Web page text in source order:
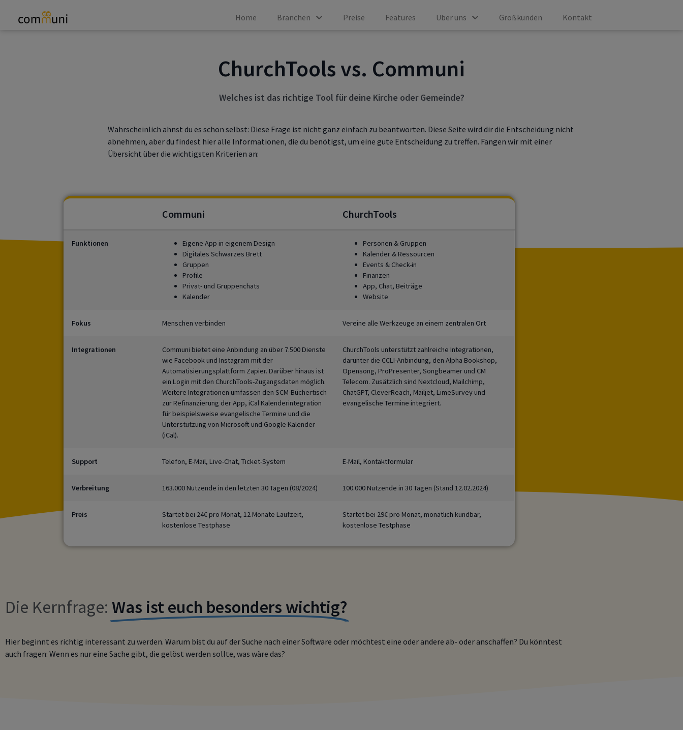
Home Branchen Preise Features Über uns Großkunden Kontakt
ChurchTools vs. Communi
Welches ist das richtige Tool für deine Kirche oder Gemeinde?
Wahrscheinlich ahnst du es schon selbst: Diese Frage ist nicht ganz einfach zu beantworten. Diese Seite wird dir die Entscheidung nicht
abnehmen, aber du findest hier alle Informationen, die du benötigst, um eine gute Entscheidung zu treffen. Fangen wir mit einer
Übersicht über die wichtigsten Kriterien an:
Communi ChurchTools
Funktionen
Eigene App in eigenem Design
Digitales Schwarzes Brett
Gruppen
Profile
Privat- und Gruppenchats
Kalender
Personen & Gruppen
Kalender & Ressourcen
Events & Check-in
Finanzen
App, Chat, Beiträge
Website
Fokus Menschen verbinden Vereine alle Werkzeuge an einem zentralen Ort
Integrationen
Communi bietet eine Anbindung an über 7.500 Dienste
wie Facebook und Instagram mit der
Automatisierungsplattform Zapier. Darüber hinaus ist
ein Login mit den ChurchTools-Zugangsdaten möglich.
Weitere Integrationen umfassen den SCM-Büchertisch
zur Refinanzierung der App, iCal Kalenderintegration
für beispielsweise evangelische Termine und die
Unterstützung von Microsoft und Google Kalender
(iCal).
ChurchTools unterstützt zahlreiche Integrationen,
darunter die CCLI-Anbindung, den Alpha Bookshop,
Opensong, ProPresenter, Songbeamer und CM
Telecom. Zusätzlich sind Nextcloud, Mailchimp,
ChatGPT, CleverReach, Mailjet, LimeSurvey und
evangelische Termine integriert.
Support Telefon, E-Mail, Live-Chat, Ticket-System E-Mail, Kontaktformular
Verbreitung 163.000 Nutzende in den letzten 30 Tagen (08/2024) 100.000 Nutzende in 30 Tagen (Stand 12.02.2024)
Preis
Startet bei 24€ pro Monat, 12 Monate Laufzeit,
kostenlose Testphase
Startet bei 29€ pro Monat, monatlich kündbar,
kostenlose Testphase
Die Kernfrage: Was ist euch besonders wichtig?
Hier beginnt es richtig interessant zu werden. Warum bist du auf der Suche nach einer Software oder möchtest eine oder andere ab- oder anschaffen? Du könntest
auch fragen: Wenn es nur eine Sache gibt, die gelöst werden sollte, was wäre das?